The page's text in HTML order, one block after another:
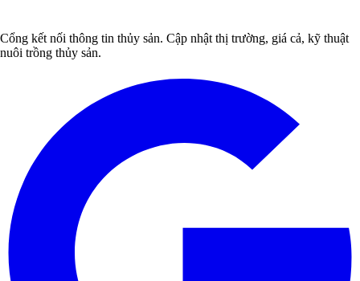
Cổng kết nối thông tin thủy sản. Cập nhật thị trường, giá cả, kỹ thuật
nuôi trồng thủy sản.